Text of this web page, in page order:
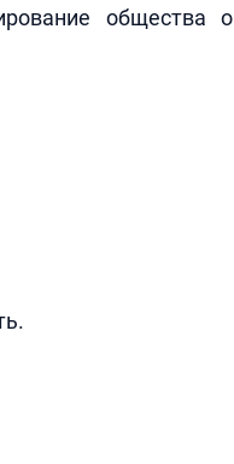
общества о